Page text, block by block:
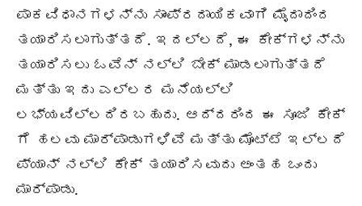
ಪಾಕವಿಧಾನಗಳನ್ನು ಸಾಂಪ್ರದಾಯಿಕವಾಗಿ ಮೈದಾದಿಂದ
ತಯಾರಿಸಲಾಗುತ್ತದೆ. ಇದಲ್ಲದೆ, ಈ ಕೇಕ್ಗಳನ್ನು
ತಯಾರಿಸಲು ಓವೆನ್ ನಲ್ಲಿ ಬೇಕ್ ಮಾಡಲಾಗುತ್ತದೆ
ಮತ್ತು ಇದು ಎಲ್ಲರ ಮನೆಯಲ್ಲಿ
ಲಭ್ಯವಿಲ್ಲದಿರಬಹುದು. ಆದ್ದರಿಂದ ಈ ಸೂಜಿ ಕೇಕ್
ಗೆ ಹಲವು ಮಾರ್ಪಾಡುಗಳಿವೆ ಮತ್ತು ಮೊಟ್ಟೆ ಇಲ್ಲದೆ
ಪ್ಯಾನ್ ನಲ್ಲಿ ಕೇಕ್ ತಯಾರಿಸವುದು ಅಂತಹ ಒಂದು
ಮಾರ್ಪಾಡು.